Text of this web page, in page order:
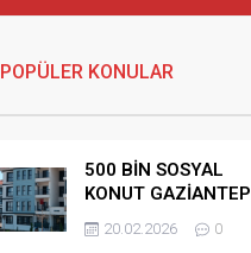
POPÜLER KONULAR
500 BİN SOSYAL
KONUT GAZİANTEP
HAK SAHİPLİĞİ
BELİRLEME KURASI-
20.02.2026 0